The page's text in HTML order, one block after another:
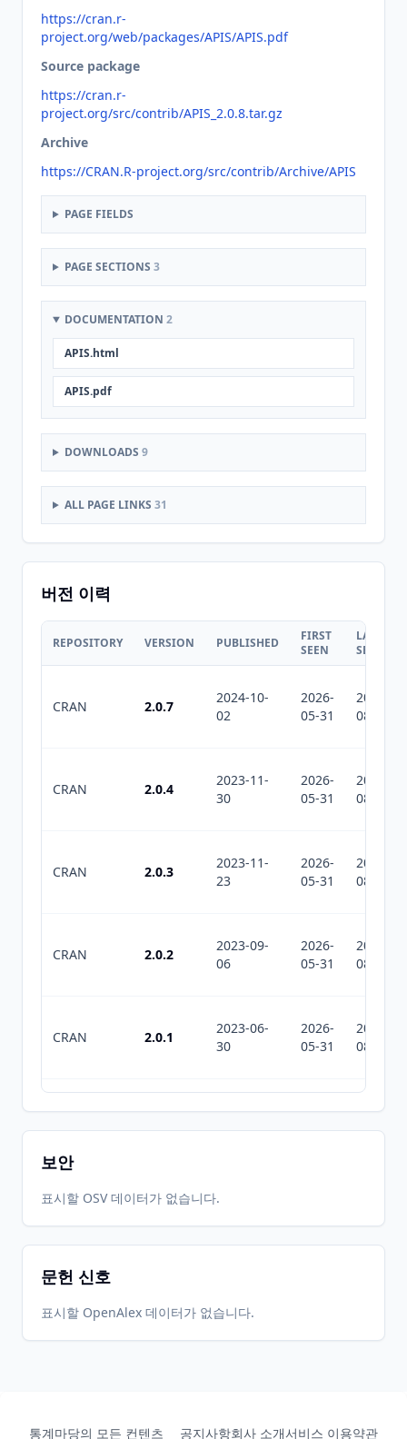
https://cran.r-
project.org/web/packages/APIS/APIS.pdf
Source package
https://cran.r-
project.org/src/contrib/APIS_2.0.8.tar.gz
Archive
https://CRAN.R-project.org/src/contrib/Archive/APIS
PAGE FIELDS
PAGE SECTIONS 3
DOCUMENTATION 2
APIS.html
APIS.pdf
DOWNLOADS 9
ALL PAGE LINKS 31
버전 이력
REPOSITORY VERSION PUBLISHED
FIRST
SEEN
LAST
SEEN
CRAN 2.0.7
2024-10-
02
2026-
05-31
2026-
08-09
CRAN 2.0.4
2023-11-
30
2026-
05-31
2026-
08-09
CRAN 2.0.3
2023-11-
23
2026-
05-31
2026-
08-09
CRAN 2.0.2
2023-09-
06
2026-
05-31
2026-
08-09
CRAN 2.0.1
2023-06-
30
2026-
05-31
2026-
08-09
2020-12-
02
2026-
05-31
2026-
08-09
CRAN 1.0.0
CRAN
보안
표시할 OSV 데이터가 없습니다.
문헌 신호
표시할 OpenAlex 데이터가 없습니다.
통계마당의 모든 컨텐츠 공지사항회사 소개서비스 이용약관